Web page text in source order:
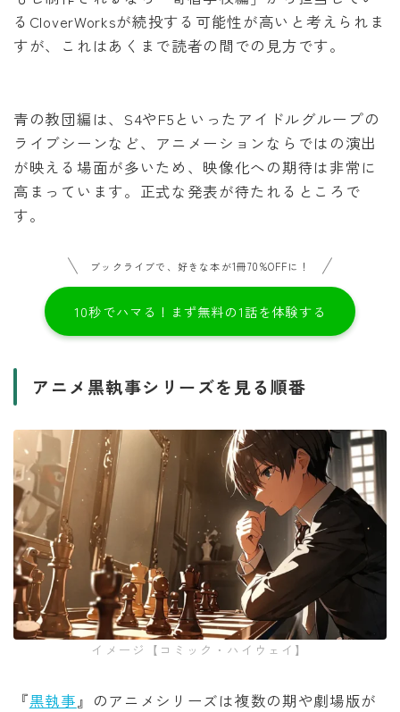
るCloverWorksが続投する可能性が高いと考えられま
すが、これはあくまで読者の間での見方です。
青の教団編は、S4やF5といったアイドルグループの
ライブシーンなど、アニメーションならではの演出
が映える場面が多いため、映像化への期待は非常に
高まっています。正式な発表が待たれるところで
す。
ブックライブで、好きな本が1冊70%OFFに！
10秒でハマる！まず無料の1話を体験する
アニメ黒執事シリーズを見る順番
イメージ【コミック・ハイウェイ】
『黒執事』のアニメシリーズは複数の期や劇場版が